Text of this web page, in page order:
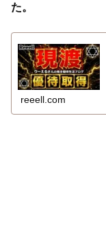
た。
reeell.com